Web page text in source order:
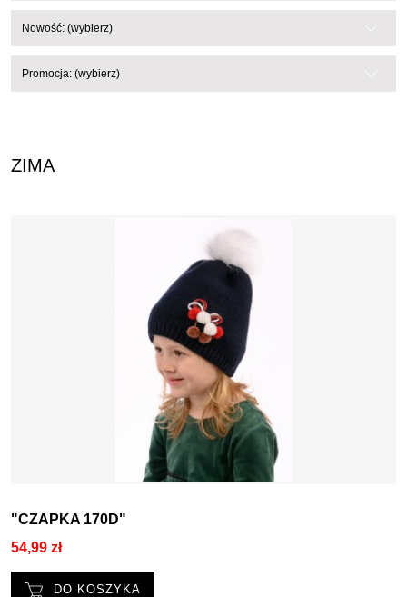
Nowość: (wybierz)
Promocja: (wybierz)
ZIMA
"CZAPKA 170D"
54,99 zł
DO KOSZYKA